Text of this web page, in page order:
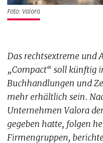
Foto: Valora
Das rechtsextreme und
„Compact“ soll künftig
Buchhandlungen und
mehr erhältlich sein.
Unternehmen Valora
gegeben hatte, folgen
Firmengruppen,